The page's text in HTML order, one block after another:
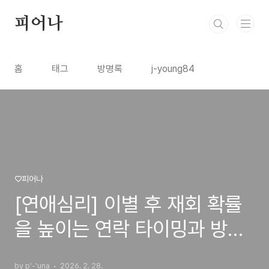
피어나
홈 태그 방명록 j-young84
♡피어나
[연애심리] 이별 후 재회 확률
을 높이는 연락 타이밍과 방법:
by p'-'una 2026. 2. 28.